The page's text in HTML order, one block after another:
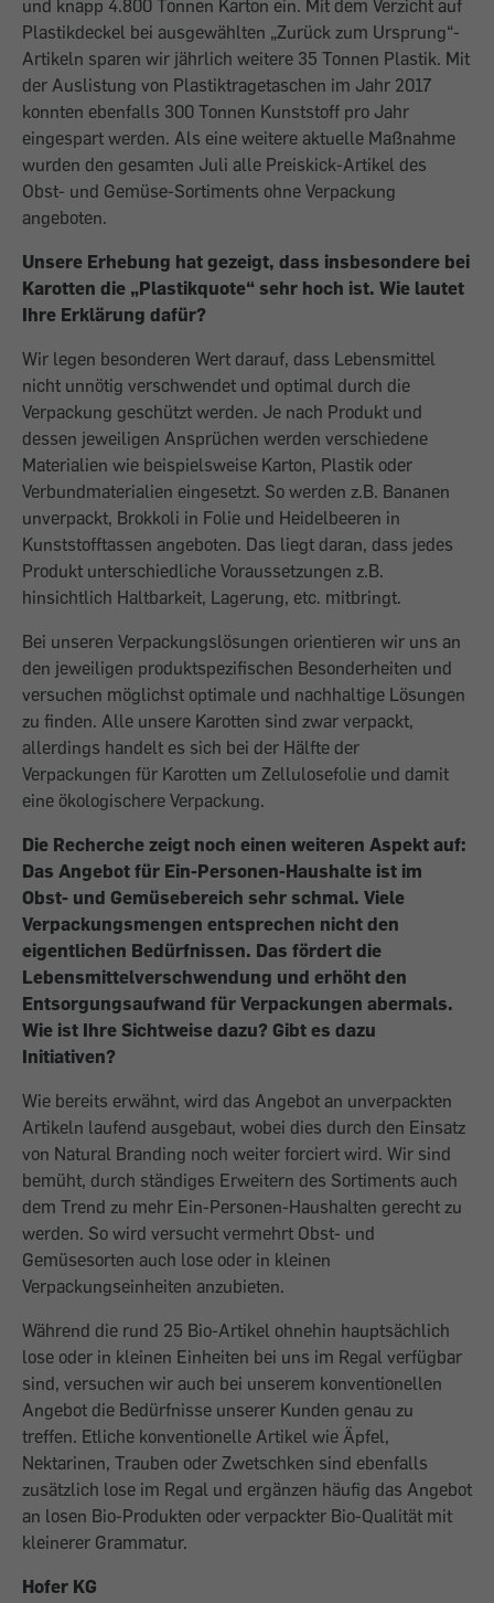
und knapp 4.800 Tonnen Karton ein. Mit dem Verzicht auf
Plastikdeckel bei ausgewählten „Zurück zum Ursprung“-
Artikeln sparen wir jährlich weitere 35 Tonnen Plastik. Mit
der Auslistung von Plastiktragetaschen im Jahr 2017
konnten ebenfalls 300 Tonnen Kunststoff pro Jahr
eingespart werden. Als eine weitere aktuelle Maßnahme
wurden den gesamten Juli alle Preiskick-Artikel des
Obst- und Gemüse-Sortiments ohne Verpackung
angeboten.
Unsere Erhebung hat gezeigt, dass insbesondere bei
Karotten die „Plastikquote“ sehr hoch ist. Wie lautet
Ihre Erklärung dafür?
Wir legen besonderen Wert darauf, dass Lebensmittel
nicht unnötig verschwendet und optimal durch die
Verpackung geschützt werden. Je nach Produkt und
dessen jeweiligen Ansprüchen werden verschiedene
Materialien wie beispielsweise Karton, Plastik oder
Verbundmaterialien eingesetzt. So werden z.B. Bananen
unverpackt, Brokkoli in Folie und Heidelbeeren in
Kunststofftassen angeboten. Das liegt daran, dass jedes
Produkt unterschiedliche Voraussetzungen z.B.
hinsichtlich Haltbarkeit, Lagerung, etc. mitbringt.
Bei unseren Verpackungslösungen orientieren wir uns an
den jeweiligen produktspezifischen Besonderheiten und
versuchen möglichst optimale und nachhaltige Lösungen
zu finden. Alle unsere Karotten sind zwar verpackt,
allerdings handelt es sich bei der Hälfte der
Verpackungen für Karotten um Zellulosefolie und damit
eine ökologischere Verpackung.
Die Recherche zeigt noch einen weiteren Aspekt auf:
Das Angebot für Ein-Personen-Haushalte ist im
Obst- und Gemüsebereich sehr schmal. Viele
Verpackungsmengen entsprechen nicht den
eigentlichen Bedürfnissen. Das fördert die
Lebensmittelverschwendung und erhöht den
Entsorgungsaufwand für Verpackungen abermals.
Wie ist Ihre Sichtweise dazu? Gibt es dazu
Initiativen?
Wie bereits erwähnt, wird das Angebot an unverpackten
Artikeln laufend ausgebaut, wobei dies durch den Einsatz
von Natural Branding noch weiter forciert wird. Wir sind
bemüht, durch ständiges Erweitern des Sortiments auch
dem Trend zu mehr Ein-Personen-Haushalten gerecht zu
werden. So wird versucht vermehrt Obst- und
Gemüsesorten auch lose oder in kleinen
Verpackungseinheiten anzubieten.
Während die rund 25 Bio-Artikel ohnehin hauptsächlich
lose oder in kleinen Einheiten bei uns im Regal verfügbar
sind, versuchen wir auch bei unserem konventionellen
Angebot die Bedürfnisse unserer Kunden genau zu
treffen. Etliche konventionelle Artikel wie Äpfel,
Nektarinen, Trauben oder Zwetschken sind ebenfalls
zusätzlich lose im Regal und ergänzen häufig das Angebot
an losen Bio-Produkten oder verpackter Bio-Qualität mit
kleinerer Grammatur.
Hofer KG